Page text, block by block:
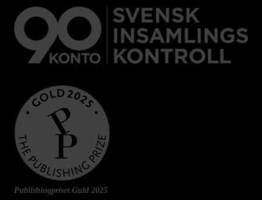
Publishingpriset Guld 2025